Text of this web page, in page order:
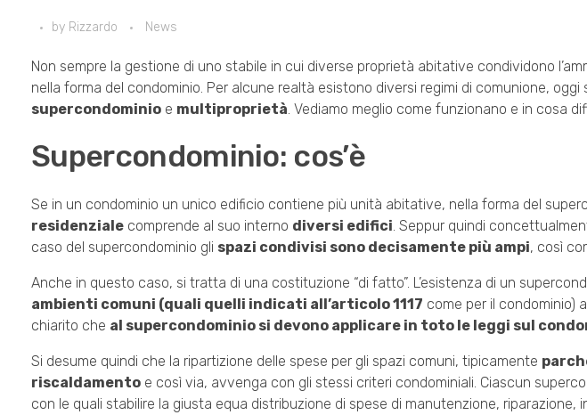
by Rizzardo News
Non sempre la gestione di uno stabile in cui diverse proprietà abitative condividono
nella forma del condominio. Per alcune realtà esistono diversi regimi di comunione,
supercondominio e multiproprietà. Vediamo meglio come funzionano e in cosa
Supercondominio: cos’è
Se in un condominio un unico edificio contiene più unità abitative, nella forma del
residenziale comprende al suo interno diversi edifici . Seppur quindi
caso del supercondominio gli spazi condivisi sono decisamente più ampi, così
Anche in questo caso, si tratta di una costituzione “di fatto”. L’esistenza di un
ambienti comuni (quali quelli indicati all’articolo 1117 come per il condominio)
chiarito che al supercondominio si devono applicare in toto le leggi sul
Si desume quindi che la ripartizione delle spese per gli spazi comuni, tipicamente
riscaldamento e così via, avvenga con gli stessi criteri condominiali. Ciascun
con le quali stabilire la giusta equa distribuzione di spese di manutenzione, riparazione,